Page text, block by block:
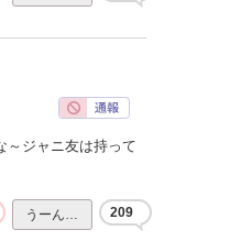
～ジャニ友は持って
うーん… 209